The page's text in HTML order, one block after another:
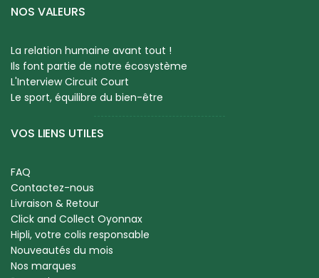
NOS VALEURS
La relation humaine avant tout !
Ils font partie de notre écosystème
L'Interview Circuit Court
Le sport, équilibre du bien-être
VOS LIENS UTILES
FAQ
Contactez-nous
Livraison & Retour
Click and Collect Oyonnax
Hipli, votre colis responsable
Nouveautés du mois
Nos marques